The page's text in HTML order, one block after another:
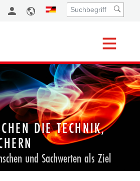
DIE TECHNIK,
und Sachwerten als Ziel